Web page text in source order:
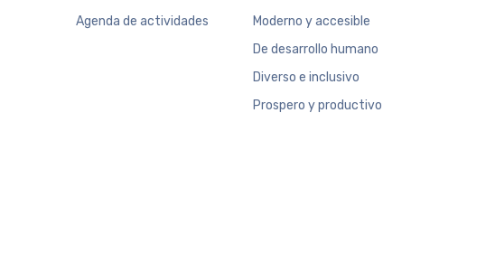
Agenda de actividades
Moderno y accesible
De desarrollo humano
Diverso e inclusivo
Prospero y productivo